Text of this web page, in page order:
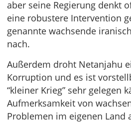
aber seine Regierung denkt
eine robustere Intervention
genannte wachsende
nach.
Außerdem droht Netanjahu
Korruption und es ist
“kleiner Krieg” sehr gelegen
Aufmerksamkeit von
Problemen im eigenen Land